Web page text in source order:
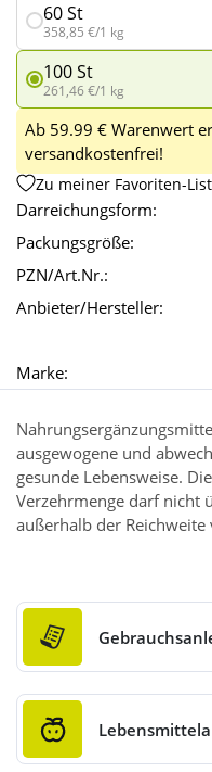
60 St
358,85 €/1 kg
100 St
261,46 €/1 kg
Ab 59.99 € Warenwert
versandkostenfrei!
Zu meiner Favoriten-
Darreichungsform:
Packungsgröße:
PZN/Art.Nr.:
Anbieter/Hersteller:
Marke:
ausgewogene und
gesunde Lebensweise.
Verzehrmenge darf nicht
außerhalb der